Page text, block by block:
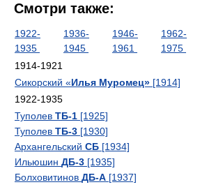
Смотри также:
1922-
1935
1936-
1945
1946-
1961
1962-
1975
1914-1921
Сикорский «Илья Муромец» [1914]
1922-1935
Туполев ТБ-1 [1925]
Туполев ТБ-3 [1930]
Архангельский СБ [1934]
Ильюшин ДБ-3 [1935]
Болховитинов ДБ-А [1937]